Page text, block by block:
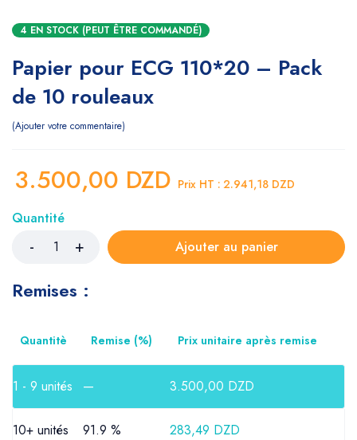
4 EN STOCK (PEUT ÊTRE COMMANDÉ)
Papier pour ECG 110*20 – Pack
de 10 rouleaux
Ajouter votre commentaire
3.500,00 DZD Prix HT : 2.941,18 DZD
Quantité
Ajouter au panier
Remises :
Quantitè Remise (%) Prix unitaire après remise
1 - 9 unités — 3.500,00 DZD
10+ unités 91.9 % 283,49 DZD